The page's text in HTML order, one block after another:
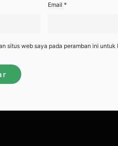
Email *
situs web saya pada peramban ini